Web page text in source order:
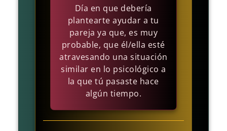
Día en que debería
plantearte ayudar a tu
pareja ya que, es muy
probable, que él/ella esté
atravesando una situación
similar en lo psicológico a
la que tú pasaste hace
algún tiempo.